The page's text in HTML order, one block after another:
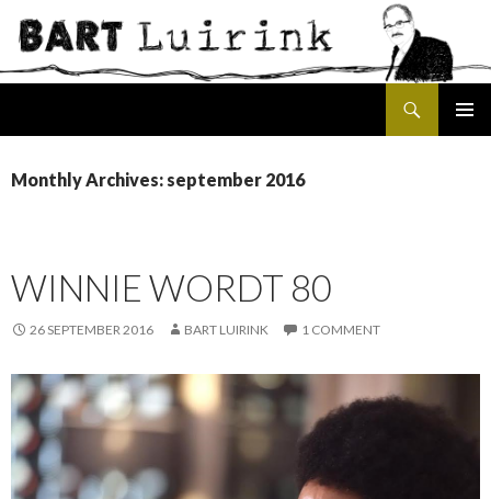
CONTENT
Monthly Archives: september 2016
WINNIE WORDT 80
26 SEPTEMBER 2016 BART LUIRINK 1 COMMENT